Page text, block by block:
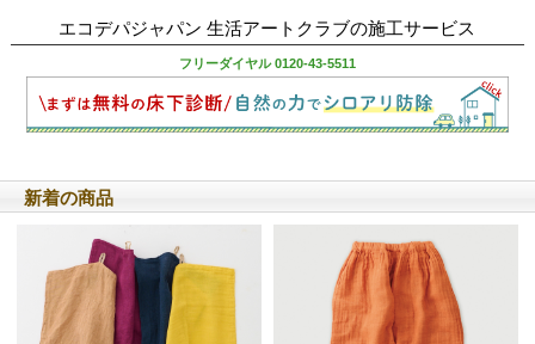
エコデパジャパン 生活アートクラブの施工サービス
フリーダイヤル 0120-43-5511
新着の商品